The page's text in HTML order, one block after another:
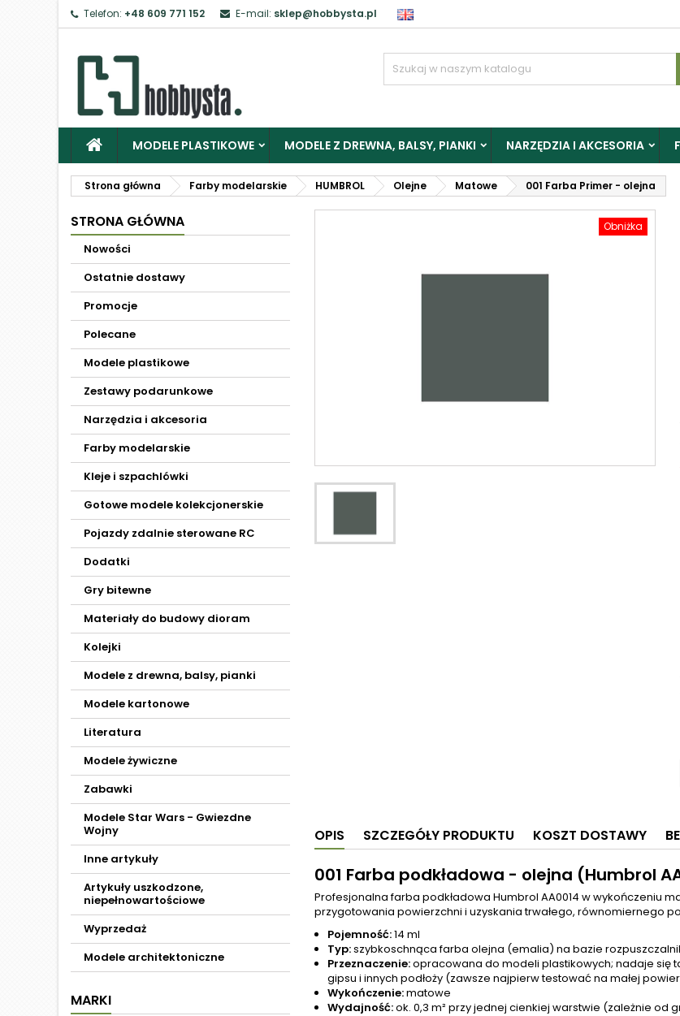
Telefon: +48 609 771 152 E-mail: sklep@hobbysta.pl
MODELE PLASTIKOWE MODELE Z DREWNA, BALSY, PIANKI NARZĘDZIA I AKCESORIA
Strona główna Farby modelarskie HUMBROL Olejne Matowe 001 Farba Primer - olejna
STRONA GŁÓWNA
Nowości
Ostatnie dostawy
Promocje
Polecane
Modele plastikowe
Zestawy podarunkowe
Narzędzia i akcesoria
Farby modelarskie
Kleje i szpachlówki
Gotowe modele kolekcjonerskie
Pojazdy zdalnie sterowane RC
Dodatki
Gry bitewne
Materiały do budowy dioram
Kolejki
Modele z drewna, balsy, pianki
Modele kartonowe
Literatura
Modele żywiczne
Zabawki
Modele Star Wars - Gwiezdne
Wojny
Inne artykuły
Artykuły uszkodzone,
niepełnowartościowe
Wyprzedaż
Modele architektoniczne
MARKI
Obniżka
OPIS SZCZEGÓŁY PRODUKTU KOSZT DOSTAWY
001 Farba podkładowa - olejna (Humbrol
Profesjonalna farba podkładowa Humbrol AA0014 w wykończeniu
przygotowania powierzchni i uzyskania trwałego, równomiernego
Pojemność:14 ml
Typ:szybkoschnąca farba olejna (emalia) na bazie
Przeznaczenie:opracowana do modeli plastikowych; nadaje się
gipsu i innych podłoży (zawsze najpierw testować na małej
Wykończenie:matowe
Wydajność:ok. 0,3 m² przy jednej cienkiej warstwie (zależnie od